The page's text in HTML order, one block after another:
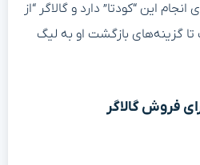
این “کودتا” دارد و گالاگر “از
گزینه‌های بازگشت او به لیگ
فروش گالاگر